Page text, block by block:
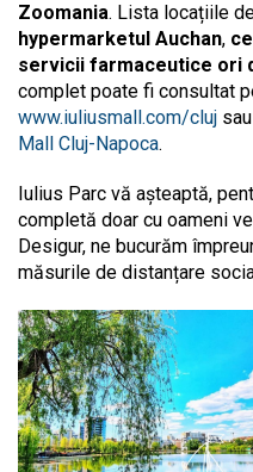
Zoomania. Lista locațiile
hypermarketul Auchan,
servicii farmaceutice ori
complet poate fi consultat
www.iuliusmall.com/cluj
Mall Cluj-Napoca.
Iulius Parc vă așteaptă,
completă doar cu oameni
Desigur, ne bucurăm
măsurile de distanțare